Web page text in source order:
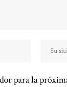
para la